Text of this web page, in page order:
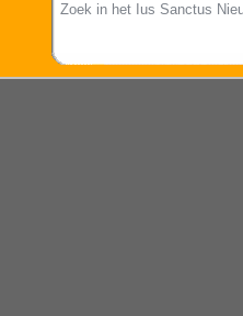
Zoek in het Ius Sanctus